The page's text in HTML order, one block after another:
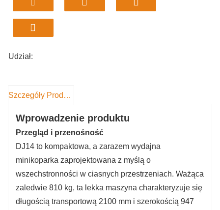
Gumowe gąsienice:Chroni powierzchnie i
umożliwia pracę blisko ścian bez ich
uszkodzenia.
Wiele załączników:
Roczna gwarancja:
Udział:
Szczegóły Produktu
Wprowadzenie produktu
Przegląd i przenośność
DJ14 to kompaktowa, a zarazem wydajna
minikoparka zaprojektowana z myślą o
wszechstronności w ciasnych przestrzeniach. Ważąca
zaledwie 810 kg, ta lekka maszyna charakteryzuje się
długością transportową 2100 mm i szerokością 947